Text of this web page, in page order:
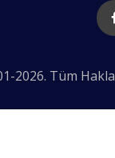
2026. Tüm